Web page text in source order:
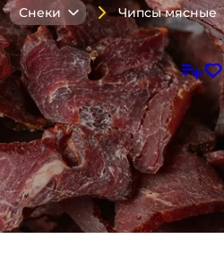
Снеки Чипсы мясные